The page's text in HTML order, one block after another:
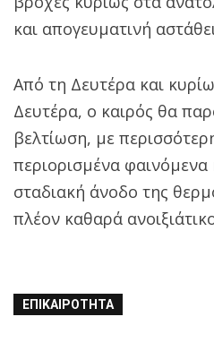
και απογευματινή
Από τη Δευτέρα και
Δευτέρα, ο καιρός θα
βελτίωση, με
περιορισμένα φαινόμενα
σταδιακή άνοδο της
πλέον καθαρά
ΕΠΙΚΑΙΡΌΤΗΤΑ